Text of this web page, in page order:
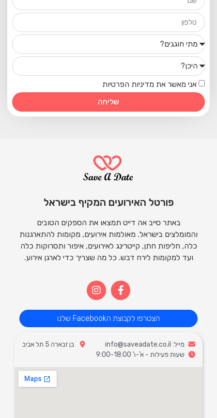
אני מאשר את מדיניות הפרטיות
שליחה
פורטל האירועים המקיף בישראל
באתר סייב אה דייט תמצאו את הספקים הטובים
והמומלצים בישראל. מאולמות אירועים, מקומות להתארגנות
כלה, חליפות חתן, קייטרינג לאירועים, איפור ותסרוקות כלה
ועד למקומות לירח דבש. כל מה שצריך כדי לארגן אירוע.
הצטרפו לקבוצת הFacebook שלנו
מייל: info@saveadate.co.il
בן זבארה 5 תל אביב
שעות פעילות - א'-ו' 9:00-18:00